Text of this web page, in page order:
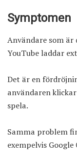
Symptomen
Användare som är
YouTube laddar
Det är en
användaren
spela.
Samma problem
exempelvis Google